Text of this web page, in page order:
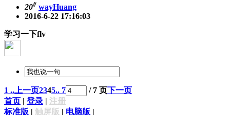
20# wayHuang
2016-6-22 17:16:03
学习一下flv
1 ..上一页2345.. 7 / 7 页 下一页
首页
登录
注册
标准版
触屏版 电脑版